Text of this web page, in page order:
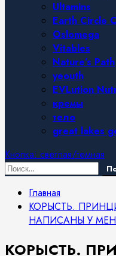
Ultamins
Earth Circle
Oslomega
Vitables
Nature’s Path
yeouth
EVLution
кремы
тело
great lakes
Кнопка: светлая/темная
Найти:
Главная
КОРЫСТЬ.
НАПИСАНЫ У
КОРЫСТЬ.